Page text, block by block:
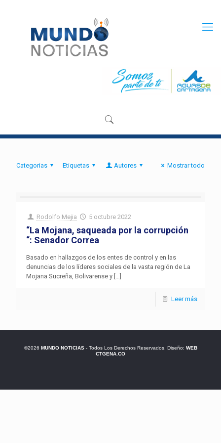
Categorias Etiquetas Autores Mostrar todo
Rodolfo Mejia 5 octubre 2022
“La Mojana, saqueada por la corrupción
“: Senador Correa
Basado en hallazgos de los entes de control y en las
denuncias de los líderes sociales de la vasta región de La
Mojana Sucreña, Bolivarense y […]
Leer más
©2026 MUNDO NOTICIAS- Todos Los Derechos Reservados. Diseño: WEB
CTGENA.CO